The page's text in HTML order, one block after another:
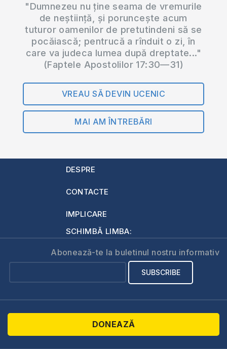
"Dumnezeu nu ține seama de vremurile
de neștiință, și poruncește acum
tuturor oamenilor de pretutindeni să se
pocăiască; pentrucă a rînduit o zi, în
care va judeca lumea după dreptate..."
(Faptele Apostolilor 17:30—31)
VREAU SĂ DEVIN UCENIC
MAI AM ÎNTREBĂRI
DESPRE
CONTACTE
IMPLICARE
SCHIMBĂ LIMBA:
Abonează-te la buletinul nostru informativ
DONEAZĂ